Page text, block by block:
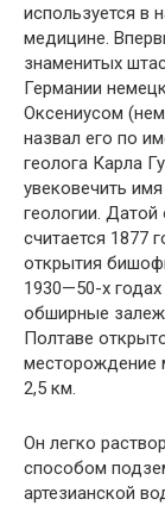
используется в
медицине.
знаменитых
Германии
Оксениусом
назвал его по
геолога Карла
увековечить
геологии.
считается 1877
открытия
1930—50-х
обширные
Полтаве
месторождение
2,5 км.
Он легко
способом
артезианской